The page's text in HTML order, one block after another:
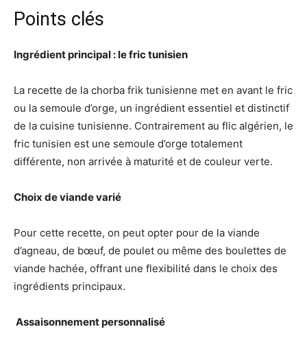
Points clés
Ingrédient principal : le fric tunisien
La recette de la chorba frik tunisienne met en avant le fric
ou la semoule d’orge, un ingrédient essentiel et distinctif
de la cuisine tunisienne. Contrairement au flic algérien, le
fric tunisien est une semoule d’orge totalement
différente, non arrivée à maturité et de couleur verte.
Choix de viande varié
Pour cette recette, on peut opter pour de la viande
d’agneau, de bœuf, de poulet ou même des boulettes de
viande hachée, offrant une flexibilité dans le choix des
ingrédients principaux.
️ Assaisonnement personnalisé